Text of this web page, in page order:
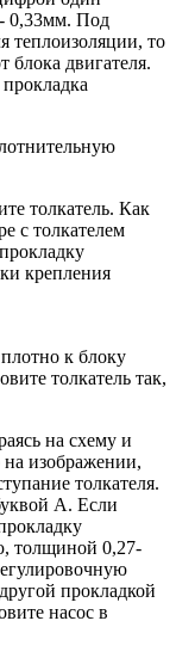
0,33мм. Под
теплоизоляции, то
блока двигателя.
толкатель. Как
с толкателем
крепления
к блоку
толкатель так,
на схему и
изображении,
толкателя.
А. Если
толщиной 0,27-
прокладкой
насос в